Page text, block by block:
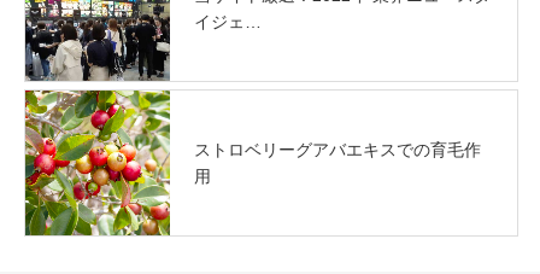
イジェ…
ストロベリーグアバエキスでの育毛作
用